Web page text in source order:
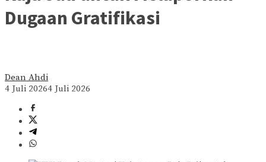
Dugaan Gratifikasi
Dean Ahdi
4 Juli 20264 Juli 2026